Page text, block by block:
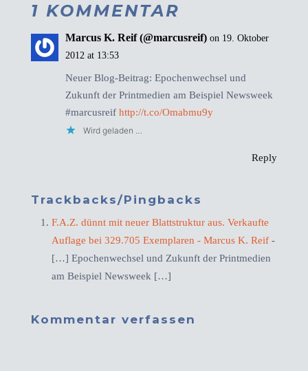
1 KOMMENTAR
Marcus K. Reif (@marcusreif) on 19. Oktober
2012 at 13:53
Neuer Blog-Beitrag: Epochenwechsel und
Zukunft der Printmedien am Beispiel Newsweek
#marcusreif http://t.co/Omabmu9y
Wird geladen …
Reply
Trackbacks/Pingbacks
F.A.Z. dünnt mit neuer Blattstruktur aus. Verkaufte
Auflage bei 329.705 Exemplaren - Marcus K. Reif-
[…] Epochenwechsel und Zukunft der Printmedien
am Beispiel Newsweek […]
Kommentar verfassen